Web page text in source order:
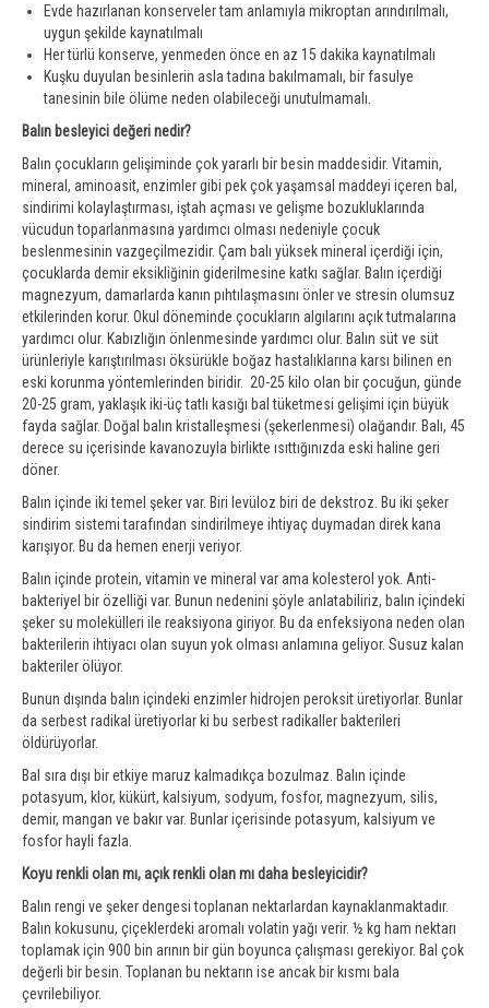
Evde hazırlanan konserveler tam anlamıyla mikroptan arındırılmalı,
uygun şekilde kaynatılmalı
Her türlü konserve, yenmeden önce en az 15 dakika kaynatılmalı
Kuşku duyulan besinlerin asla tadına bakılmamalı, bir fasulye
tanesinin bile ölüme neden olabileceği unutulmamalı.
Balın besleyici değeri nedir?
Balın çocukların gelişiminde çok yararlı bir besin maddesidir. Vitamin,
mineral, aminoasit, enzimler gibi pek çok yaşamsal maddeyi içeren bal,
sindirimi kolaylaştırması, iştah açması ve gelişme bozukluklarında
vücudun toparlanmasına yardımcı olması nedeniyle çocuk
beslenmesinin vazgeçilmezidir. Çam balı yüksek mineral içerdiği için,
çocuklarda demir eksikliğinin giderilmesine katkı sağlar. Balın içerdiği
magnezyum, damarlarda kanın pıhtılaşmasını önler ve stresin olumsuz
etkilerinden korur. Okul döneminde çocukların algılarını açık tutmalarına
yardımcı olur. Kabızlığın önlenmesinde yardımcı olur. Balın süt ve süt
ürünleriyle karıştırılması öksürükle boğaz hastalıklarına karsı bilinen en
eski korunma yöntemlerinden biridir. 20-25 kilo olan bir çocuğun, günde
20-25 gram, yaklaşık iki-üç tatlı kasığı bal tüketmesi gelişimi için büyük
fayda sağlar. Doğal balın kristalleşmesi (şekerlenmesi) olağandır. Balı, 45
derece su içerisinde kavanozuyla birlikte ısıttığınızda eski haline geri
döner.
Balın içinde iki temel şeker var. Biri levüloz biri de dekstroz. Bu iki şeker
sindirim sistemi tarafından sindirilmeye ihtiyaç duymadan direk kana
karışıyor. Bu da hemen enerji veriyor.
Balın içinde protein, vitamin ve mineral var ama kolesterol yok. Anti-
bakteriyel bir özelliği var. Bunun nedenini şöyle anlatabiliriz, balın içindeki
şeker su molekülleri ile reaksiyona giriyor. Bu da enfeksiyona neden olan
bakterilerin ihtiyacı olan suyun yok olması anlamına geliyor. Susuz kalan
bakteriler ölüyor.
Bunun dışında balın içindeki enzimler hidrojen peroksit üretiyorlar. Bunlar
da serbest radikal üretiyorlar ki bu serbest radikaller bakterileri
öldürüyorlar.
Bal sıra dışı bir etkiye maruz kalmadıkça bozulmaz. Balın içinde
potasyum, klor, kükürt, kalsiyum, sodyum, fosfor, magnezyum, silis,
demir, mangan ve bakır var. Bunlar içerisinde potasyum, kalsiyum ve
fosfor hayli fazla.
Koyu renkli olan mı, açık renkli olan mı daha besleyicidir?
Balın rengi ve şeker dengesi toplanan nektarlardan kaynaklanmaktadır.
Balın kokusunu, çiçeklerdeki aromalı volatin yağı verir. ½ kg ham nektarı
toplamak için 900 bin arının bir gün boyunca çalışması gerekiyor. Bal çok
değerli bir besin. Toplanan bu nektarın ise ancak bir kısmı bala
çevrilebiliyor.